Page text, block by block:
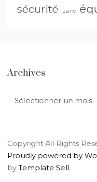
sécurité usine
Archives
Copyright All Rights
Proudly powered by
by Template Sell.